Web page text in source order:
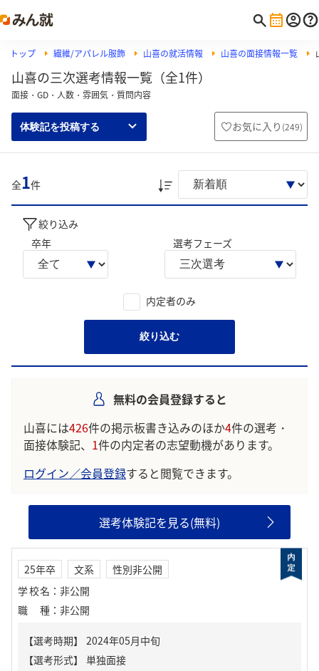
トップ 繊維/アパレル服飾 山喜の就活情報 山喜の面接情報一覧
山喜の三次選考情報一覧（全1件）
面接・GD・人数・雰囲気・質問内容
体験記を投稿する お気に入り (249)
全1件
絞り込み
卒年
選考フェーズ
内定者のみ
絞り込む
無料の会員登録すると
山喜には426件の掲示板書き込みのほか4件の選考・
面接体験記、 1件の内定者の志望動機があります。
ログイン／会員登録すると閲覧できます。
選考体験記を見る(無料)
25年卒 文系
性別非公開
学校名 ： 非公開
職種 ： 非公開